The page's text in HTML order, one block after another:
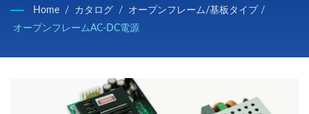
オープン電源・カスタム電源、バッテリ充電器などの開発、設
計、製造と販売
Home / カタログ / オープンフレーム/基板タイプ /
オープンフレームAC-DC電源